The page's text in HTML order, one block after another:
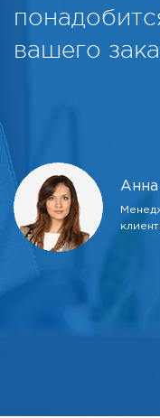
вашего
Анна